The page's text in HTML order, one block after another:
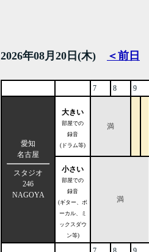
2026年08月20日(木) ＜前日
7 8 9
愛知
名古屋
スタジオ
246
NAGOYA
大きい
部屋での
録音
(ドラム等)
満
小さい
部屋での
録音
(ギター、ボ
ーカル、ミ
ックスダウ
ン等)
満